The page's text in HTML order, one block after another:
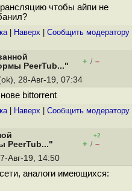
чтобы айпи не
| Наверх Cообщить модератору
PeerTub..."
+ / –
28-Авг-19, 07:34
bittorrent
| Наверх Cообщить модератору
PeerTub..."
+2
+ / –
Авг-19, 14:50
аналоги имеющихся: